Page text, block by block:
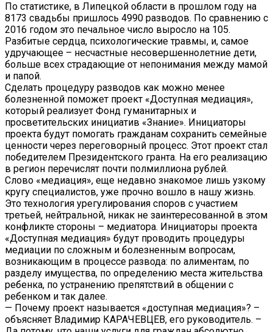
По статистике, в Липецкой области в прошлом году на
8173 свадьбы пришлось 4990 разводов. По сравнению с
2016 годом это печальное число выросло на 105.
Разбитые сердца, психологические травмы, и, самое
удручающее – несчастные несовершеннолетние дети,
больше всех страдающие от непонимания между мамой
и папой.
Сделать процедуру разводов как можно менее
болезненной поможет проект «Доступная медиация»,
который реализует Фонд гуманитарных и
просветительских инициатив «Знание». Инициаторы
проекта будут помогать гражданам сохранить семейные
ценности через переговорный процесс. Этот проект стал
победителем Президентского гранта. На его реализацию
в регион перечислят почти полмиллиона рублей.
Слово «медиация», еще недавно знакомое лишь узкому
кругу специалистов, уже прочно вошло в нашу жизнь.
Это технология урегулирования споров с участием
третьей, нейтральной, никак не заинтересованной в этом
конфликте стороны – медиатора. Инициаторы проекта
«Доступная медиация» будут проводить процедуры
медиации по сложным и болезненным вопросам,
возникающим в процессе развода: по алиментам, по
разделу имущества, по определению места жительства
ребенка, по устранению препятствий в общении с
ребенком и так далее.
— Почему проект называется «доступная медиация»? –
объясняет Владимир КАРАЧЕВЦЕВ, его руководитель. –